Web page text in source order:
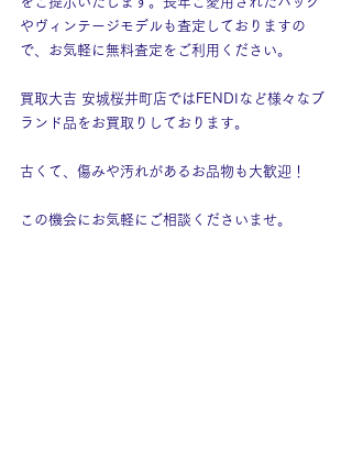
やヴィンテージモデルも査定しておりますの
で、お気軽に無料査定をご利用ください。
買取大吉 安城桜井町店ではFENDIなど様々なブ
ランド品をお買取りしております。
古くて、傷みや汚れがあるお品物も大歓迎！
この機会にお気軽にご相談くださいませ。